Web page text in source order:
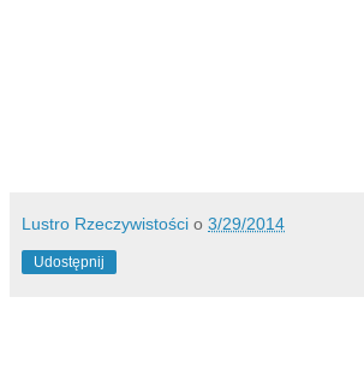
Lustro Rzeczywistości o 3/29/2014
Udostępnij